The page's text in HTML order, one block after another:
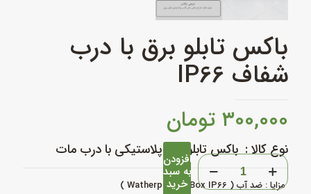
باکس تابلو برق با درب
شفاف IP66
۳۰۰,۰۰۰ تومان
نوع کالا : باکس تابلو برق پلاستیکی با درب مات
مزایا : ضد آب ( Watherporoof Box IP66 )
باکس
تابلو
برق
افزودن
به سبد
خرید